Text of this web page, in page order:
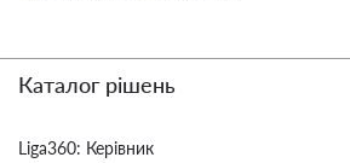
Каталог рішень
Liga360: Керівник